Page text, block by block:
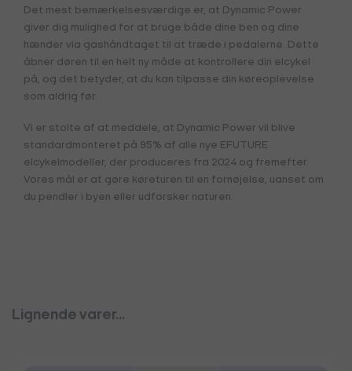
Det mest bemærkelsesværdige er, at Dynamic Power
giver dig mulighed for at bruge både dine ben og dine
hænder via gashåndtaget til at træde i pedalerne. Dette
åbner døren til en helt ny måde at kontrollere din elcykel
på, og det betyder, at du kan tilpasse din køreoplevelse
som aldrig før.
Vi er stolte af at meddele, at Dynamic Power vil blive
standardmonteret på 95% af alle nye EFUTURE
elcykelmodeller, der produceres fra 2024 og fremefter.
Vores mål er at gøre køreturen til en fornøjelse, uanset om
du pendler i byen eller udforsker naturen.
Lignende varer...